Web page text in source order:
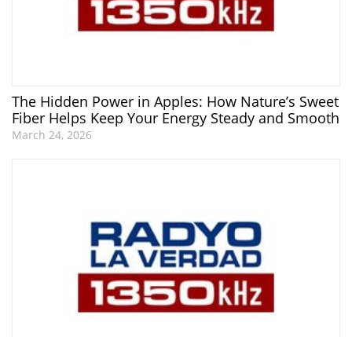
The Hidden Power in Apples: How Nature’s Sweet
Fiber Helps Keep Your Energy Steady and Smooth
March 24, 2026